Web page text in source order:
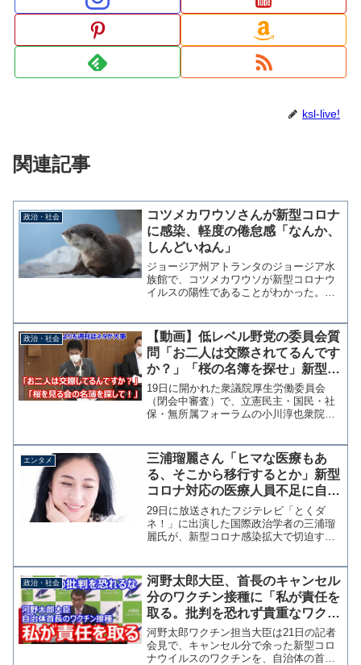
ksl-live!
関連記事
政治・社会
コツメカワウソさんが新型コロナ
に感染、軽度の倦怠感「なんか、
しんどいねん」
ジョージア州アトランタのジョージア水
族館で、コツメカワウソが新型コロナウ
イルスの陽性であることがわかった。水
せきといった呼吸器に関する症状を示し
ているという。 くしゃみ...
政治・社会
【動画】低レベル野党の委員会質
問「お二人は交際されてるんです
か？」「桜の名簿を探せ」新型コ
ロナより週刊誌と桜
19日に開かれた衆議院厚生労働委員会
（閉会中審査）で、立憲民主・国民・社
保・無所属フォーラムの小川淳也衆院議
すか？」と質問する場面があった。 質
問を受けた両氏は「個別の...
エンタメ
三浦瑠麗さん「ヒマな医療もあ
る、そこから移行するとか」新型
コロナ対応の医療人員不足に自論
で炎上
29日に放送されたフジテレビ「とくダ
ネ！」に出演した国際政治学者の三浦瑠
麗氏が、新型コロナ感染拡大で切迫する
らもう少し移行するとか、もう少し柔軟
な運用を」と自論を展開し...
政治・社会
河野太郎大臣、首長のキャンセル
分のワクチン接種に「私が責任を
取る。批判を恐れず貴重なワクチ
ンを使って」
河野太郎ワクチン担当大臣は21日の記者
会見で、キャンセル分で余った新型コロ
ナウイルスのワクチンを、自治体の首長